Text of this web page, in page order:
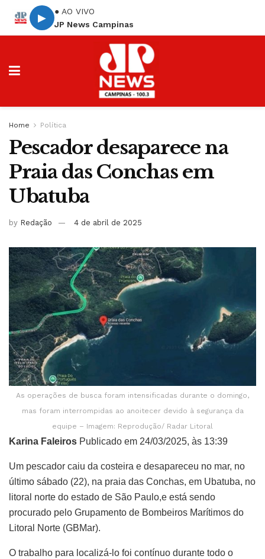
▶
● AO VIVO
JP News Campinas
Home Política
Pescador desaparece na
Praia das Conchas em
Ubatuba
by Redação 4 de abril de 2025
As operações de busca foram intensificadas durante o domingo,
mas foram interrompidas ao anoitecer devido à segurança da
equipe – Imagem: Reprodução/ Radar Litoral
Karina Faleiros Publicado em 24/03/2025, às 13:39
Um pescador caiu da costeira e desapareceu no mar, no
último sábado (22), na praia das Conchas, em Ubatuba, no
litoral norte do estado de São Paulo,e está sendo
procurado pelo Grupamento de Bombeiros Marítimos do
Litoral Norte (GBMar).
O trabalho para localizá-lo foi contínuo durante todo o